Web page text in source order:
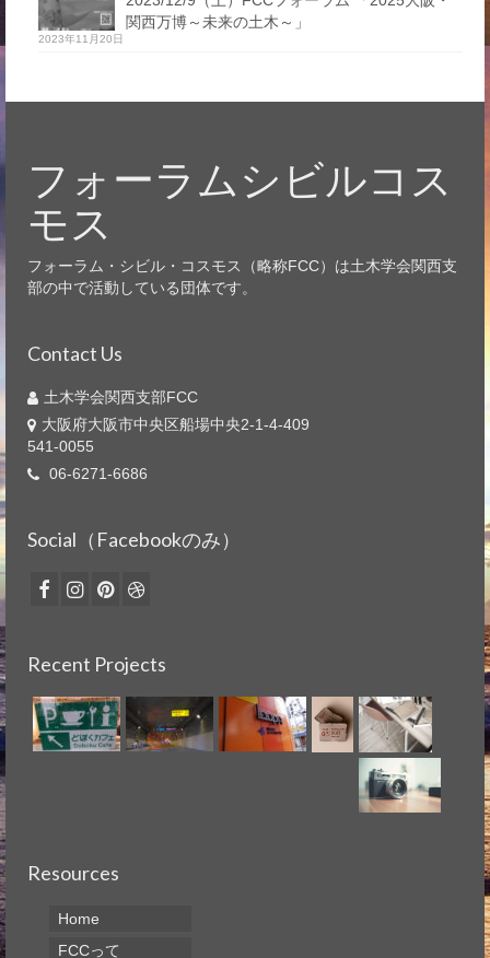
関西万博～未来の土木～」
2023年11月20日
フォーラムシビルコス
モス
フォーラム・シビル・コスモス（略称FCC）は土木学会関西支
部の中で活動している団体です。
Contact Us
土木学会関西支部FCC
大阪府大阪市中央区船場中央2-1-4-409
541-0055
06-6271-6686
Social（Facebookのみ）
Recent Projects
Resources
Home
FCCって